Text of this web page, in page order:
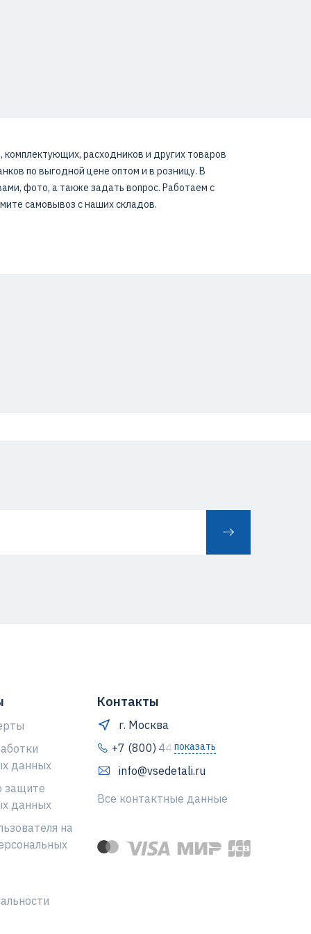
расходников и других товаров
по выгодной цене оптом и в розницу. В
фото, а также задать вопрос. Работаем с
самовывоз с наших складов.
данных
защите
данных
на
Контакты
г. Москва
+7 (800) 444-64-80
показать
info@vsedetali.ru
Все контактные данные